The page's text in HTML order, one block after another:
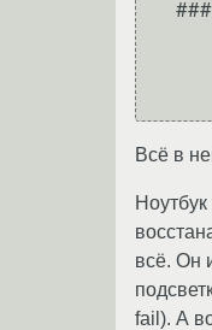
Всё в
всё. Он
fail). А